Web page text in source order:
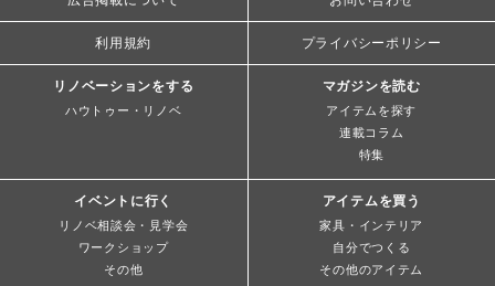
利用規約 プライバシーポリシー
リノベーションをする
ハウトゥー・リノベ
マガジンを読む
アイテムを探す
連載コラム
特集
イベントに行く
リノベ相談会・見学会
ワークショップ
その他
アイテムを買う
家具・インテリア
自分でつくる
その他のアイテム